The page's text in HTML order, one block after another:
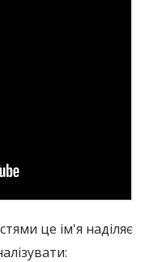
це ім'я наділяє